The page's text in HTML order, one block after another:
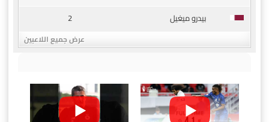
بيدرو ميغيل
2
عرض جميع اللاعبين